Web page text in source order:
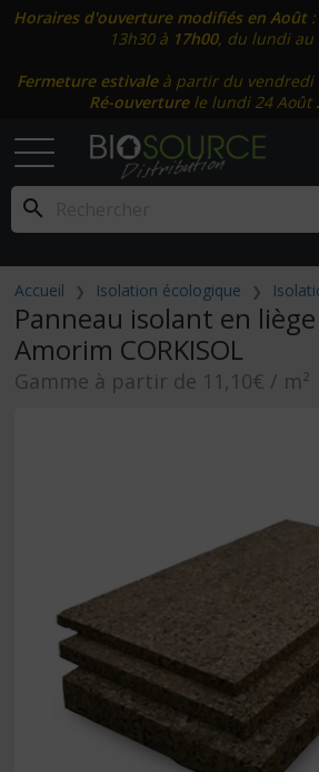
Horaires d'ouverture modifiés en Août:
13h30 à 17h00, du lundi au
Fermeture estivaleà partir du vendredi
Ré-ouverturele lundi 24 Août
search
Accueil Isolation écologique
Panneau isolant en
Amorim CORKISOL
Gamme à partir de 11,10€ / m²